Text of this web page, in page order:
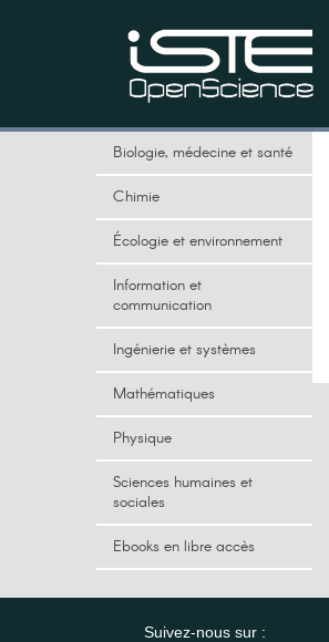
Biologie, médecine et santé
Chimie
Écologie et environnement
Information et
communication
Ingénierie et systèmes
Mathématiques
Physique
Sciences humaines et
sociales
Ebooks en libre accès
Suivez-nous sur :